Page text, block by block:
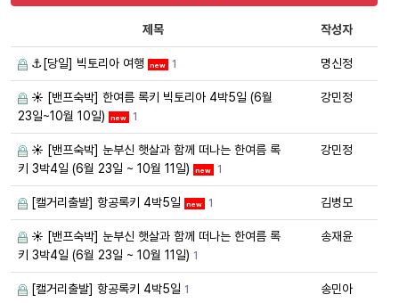
제목 작성자
⚓[당일] 빅토리아 여행 new 1 명신정
☀️ [밴프숙박] 한여름 록키 빅토리아 4박5일 (6월
23일~10월 10일)
new 1
강민정
☀️ [밴프숙박] 눈부신 햇살과 함께 떠나는 한여름 록
키 3박4일 (6월 23일 ~ 10월 11일)
new 1
강민정
[캘거리출발] 항공록키 4박5일 new 1 김병모
☀️ [밴프숙박] 눈부신 햇살과 함께 떠나는 한여름 록
키 3박4일 (6월 23일 ~ 10월 11일) 1
송재윤
[캘거리출발] 항공록키 4박5일 1 송민아